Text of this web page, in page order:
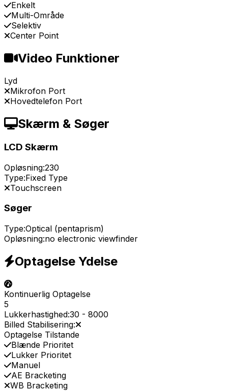
Enkelt
Multi-Område
Selektiv
Center Point
Video Funktioner
Lyd
Mikrofon Port
Hovedtelefon Port
Skærm & Søger
LCD Skærm
Opløsning:230
Type:Fixed Type
Touchscreen
Søger
Type:Optical (pentaprism)
Opløsning:no electronic viewfinder
Optagelse Ydelse
Kontinuerlig Optagelse
5
Lukkerhastighed:30 - 8000
Billed Stabilisering:
Optagelse Tilstande
Blænde Prioritet
Lukker Prioritet
Manuel
AE Bracketing
WB Bracketing